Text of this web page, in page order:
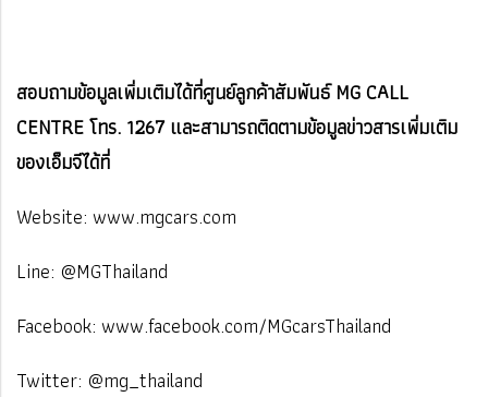
สอบถามข้อมูลเพิ่มเติมได้ที่ศูนย์ลูกค้าสัมพันธ์ MG CALL
CENTRE โทร. 1267 และสามารถติดตามข้อมูลข่าวสารเพิ่มเติม
ของเอ็มจีได้ที่
Website: www.mgcars.com
Line: @MGThailand
Facebook: www.facebook.com/MGcarsThailand
Twitter: @mg_thailand